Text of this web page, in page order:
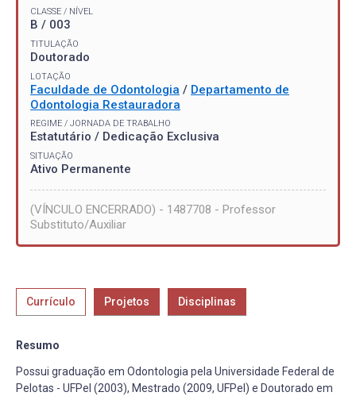
CLASSE / NÍVEL
B / 003
TITULAÇÃO
Doutorado
LOTAÇÃO
Faculdade de Odontologia / Departamento de
Odontologia Restauradora
REGIME / JORNADA DE TRABALHO
Estatutário / Dedicação Exclusiva
SITUAÇÃO
Ativo Permanente
(VÍNCULO ENCERRADO) - 1487708 - Professor
Substituto/Auxiliar
Currículo Projetos Disciplinas
Resumo
Possui graduação em Odontologia pela Universidade Federal de
Pelotas - UFPel (2003), Mestrado (2009, UFPel) e Doutorado em